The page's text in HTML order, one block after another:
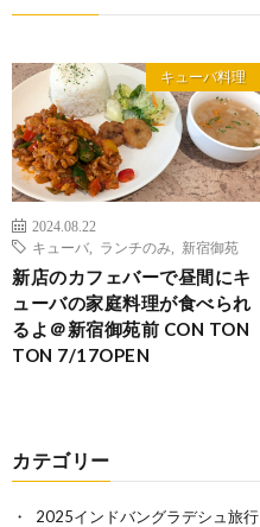
キューバ料理
2024.08.22
キューバ
ランチのみ 新宿御苑
新店のカフェバーで昼間にキ
ューバの家庭料理が食べられ
るよ＠新宿御苑前 CON TON
TON 7/17OPEN
カテゴリー
2025インドバングラデシュ旅行